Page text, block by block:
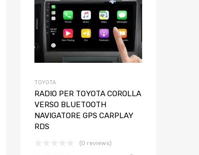
TOYOTA
RADIO PER TOYOTA COROLLA
VERSO BLUETOOTH
NAVIGATORE GPS CARPLAY
RDS
(0 reviews)